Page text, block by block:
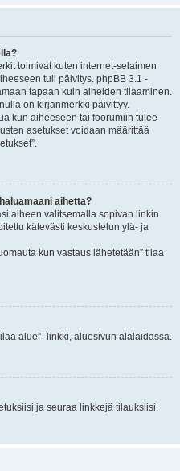
toimivat kuten internet-selaimen
tuli päivitys. phpBB 3.1 -
tapaan kuin aiheiden tilaaminen.
on kirjanmerkki päivittyy.
kun aiheeseen tai foorumiin tulee
asetukset voidaan määrittää
aihetta?
aiheen valitsemalla sopivan linkin
kätevästi keskustelun ylä- ja
kun vastaus lähetetään” tilaa
alue” -linkki, aluesivun alalaidassa.
ja seuraa linkkejä tilauksiisi.